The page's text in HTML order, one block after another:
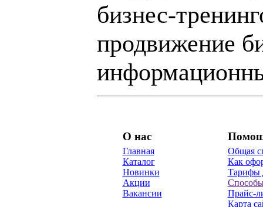
бизнес-
продвижение
О нас
Главная
Каталог
Новинки
Акции
Вакансии
Общая
Как
Тарифы
Прайс-
Карта